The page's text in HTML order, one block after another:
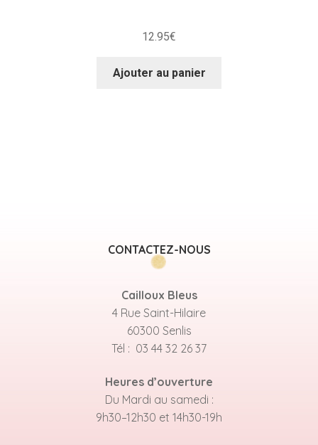
12.95€
Ajouter au panier
CONTACTEZ-NOUS
Cailloux Bleus
4 Rue Saint-Hilaire
60300 Senlis
Tél : 03 44 32 26 37
Heures d’ouverture
Du Mardi au samedi :
9h30–12h30 et 14h30-19h